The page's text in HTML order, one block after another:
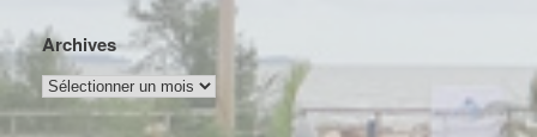
Archives
Archives